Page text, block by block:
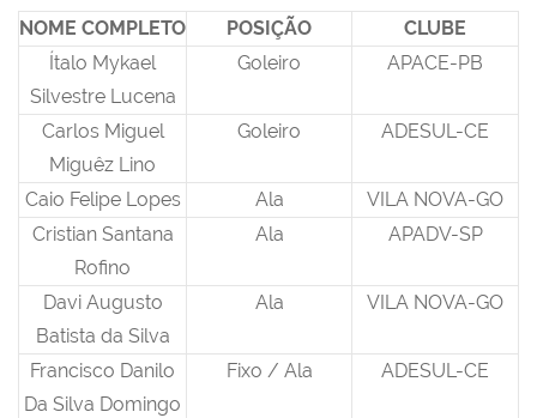
NOME COMPLETO POSIÇÃO
CLUBE
Ítalo Mykael
Silvestre Lucena
Goleiro APACE-PB
Carlos Miguel
Miguêz Lino
Goleiro ADESUL-CE
Caio Felipe Lopes Ala
VILA NOVA-GO
Cristian Santana
Rofino
Ala APADV-SP
Davi Augusto
Batista da Silva
Ala VILA NOVA-GO
Francisco Danilo
Da Silva Domingo
Fixo / Ala ADESUL-CE